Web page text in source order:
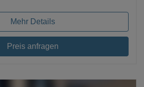
Mehr Details
Preis anfragen